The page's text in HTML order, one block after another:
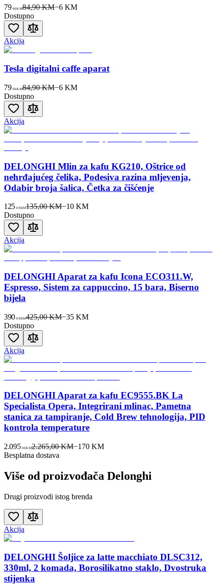
79 00KM84,90 KM−6KM
Dostupno
Akcija
Tesla digitalni caffe aparat
79 00KM84,90 KM−6KM
Dostupno
Akcija
DELONGHI Mlin za kafu KG210, Oštrice od
nehrđajućeg čelika, Podesiva razina mljevenja,
Odabir broja šalica, Četka za čišćenje
125 00KM135,00 KM−10 KM
Dostupno
Akcija
DELONGHI Aparat za kafu Icona ECO311.W,
Espresso, Sistem za cappuccino, 15 bara, Biserno
bijela
390 00KM425,00 KM−35 KM
Dostupno
Akcija
DELONGHI Aparat za kafu EC9555.BK La
Specialista Opera, Integrirani mlinac, Pametna
stanica za tampiranje, Cold Brew tehnologija, PID
kontrola temperature
2.095 00KM2.265,00 KM−170KM
Besplatna dostava
Više od proizvođača Delonghi
Drugi proizvodi istog brenda
Akcija
DELONGHI Šoljice za latte macchiato DLSC312,
330ml, 2 komada, Borosilikatno staklo, Dvostruka
stijenka